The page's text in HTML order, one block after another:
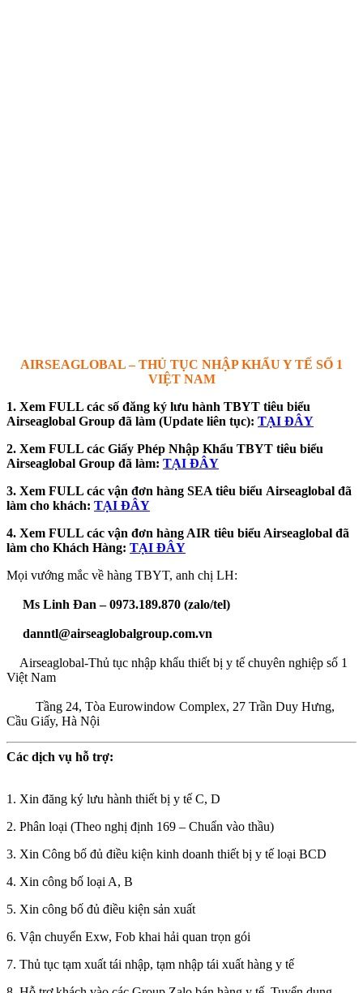
AIRSEAGLOBAL – THỦ TỤC NHẬP KHẨU Y TẾ SỐ 1
VIỆT NAM
1. Xem FULL các số đăng ký lưu hành TBYT tiêu biểu
Airseaglobal Group đã làm (Update liên tục): TẠI ĐÂY
2. Xem FULL các Giấy Phép Nhập Khẩu TBYT tiêu biểu
Airseaglobal Group đã làm: TẠI ĐÂY
3. Xem FULL các vận đơn hàng SEA tiêu biểu Airseaglobal đã
làm cho khách: TẠI ĐÂY
4. Xem FULL các vận đơn hàng AIR tiêu biểu Airseaglobal đã
làm cho Khách Hàng: TẠI ĐÂY
Mọi vướng mắc về hàng TBYT, anh chị LH:
Ms Linh Đan – 0973.189.870 (zalo/tel)
danntl@airseaglobalgroup.com.vn
Airseaglobal-Thủ tục nhập khẩu thiết bị y tế chuyên nghiệp số 1
Việt Nam
Tầng 24, Tòa Eurowindow Complex, 27 Trần Duy Hưng,
Cầu Giấy, Hà Nội
Các dịch vụ hỗ trợ:
1. Xin đăng ký lưu hành thiết bị y tế C, D
2. Phân loại (Theo nghị định 169 – Chuẩn vào thầu)
3. Xin Công bố đủ điều kiện kinh doanh thiết bị y tế loại BCD
4. Xin công bố loại A, B
5. Xin công bố đủ điều kiện sản xuất
6. Vận chuyển Exw, Fob khai hải quan trọn gói
7. Thủ tục tạm xuất tái nhập, tạm nhập tái xuất hàng y tế